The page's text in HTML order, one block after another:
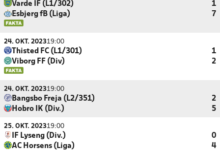
Varde IF (L1/302)
1
Esbjerg fB (Liga)
7
24. OKT. 202319:00
Thisted FC (L1/301)
1
Viborg FF (Div)
2
24. OKT. 202319:00
Bangsbo Freja (L2/351)
2
Hobro IK (Div.)
5
25. OKT. 202319:00
IF Lyseng (Div.)
0
AC Horsens (Liga)
4